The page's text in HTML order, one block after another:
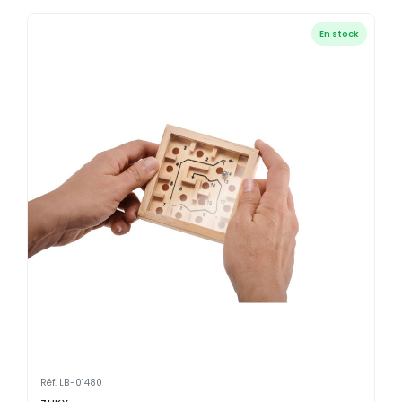
Catalogue complet Nouveau
Bureau & écriture
Sacs & voyages
En stock
Réf. LB-01480